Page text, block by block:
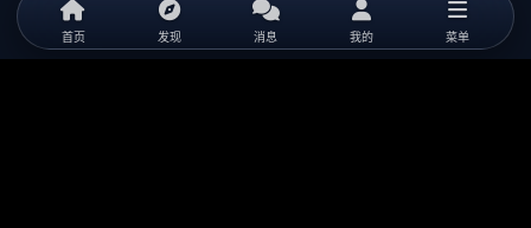
首页 发现 消息 我的 菜单